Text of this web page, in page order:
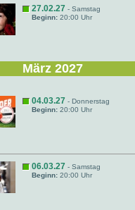
27.02.27 - Samstag
Beginn: 20:00 Uhr
März 2027
04.03.27 - Donnerstag
Beginn: 20:00 Uhr
06.03.27 - Samstag
Beginn: 20:00 Uhr